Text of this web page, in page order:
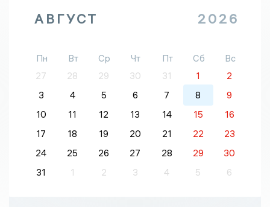
АВГУСТ 2026
Пн Вт Ср Чт Пт Сб
Вс
27
28 29 30 31 1
2
3
4 5 6 7 8
9
10
11 12 13 14 15
16
17
18 19 20 21 22
23
24
25 26 27 28 29
30
31
1 2 3 4 5 6